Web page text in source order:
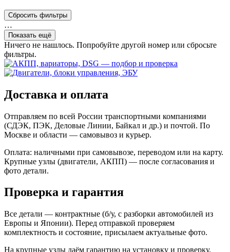
Сбросить фильтры
…
Показать ещё
Ничего не нашлось. Попробуйте другой номер или сбросьте
фильтры.
Доставка и оплата
Отправляем по всей России транспортными компаниями
(СДЭК, ПЭК, Деловые Линии, Байкал и др.) и почтой. По
Москве и области — самовывоз и курьер.
Оплата: наличными при самовывозе, переводом или на карту.
Крупные узлы (двигатели, АКПП) — после согласования и
фото детали.
Проверка и гарантия
Все детали — контрактные (б/у, с разборки автомобилей из
Европы и Японии). Перед отправкой проверяем
комплектность и состояние, присылаем актуальные фото.
На крупные узлы даём гарантию на установку и проверку.